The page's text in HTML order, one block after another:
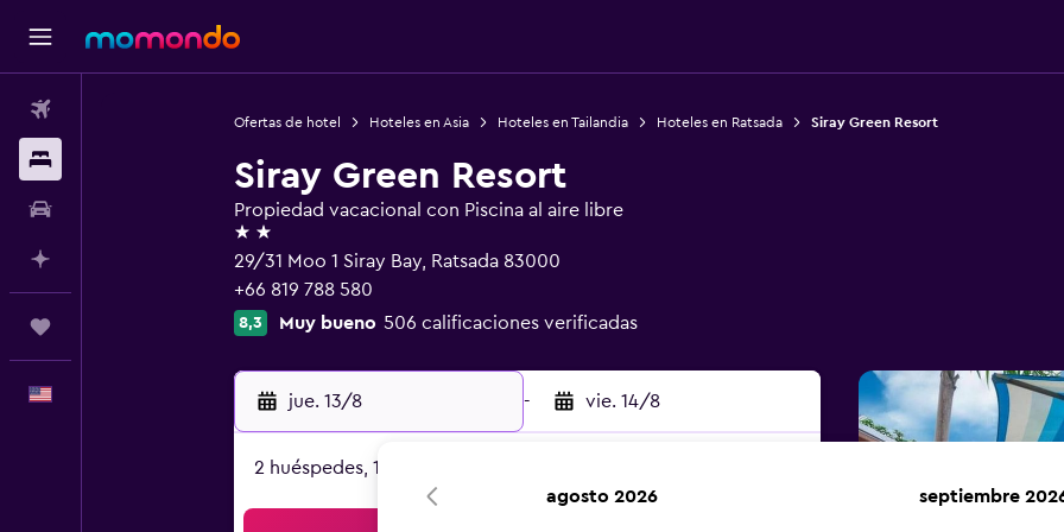
Ofertas de hotel Hoteles en Asia Hoteles en Tailandia Hoteles en Ratsada Siray Green Resort
Siray Green Resort
Propiedad vacacional con Piscina al aire libre
2 estrellas
29/31 Moo 1 Siray Bay, Ratsada 83000
+66 819 788 580
8,3 Muy bueno 506 calificaciones verificadas
jue. 13/8 - vie. 14/8
2 huéspedes, 1 habitación
agosto 2026 septiembre